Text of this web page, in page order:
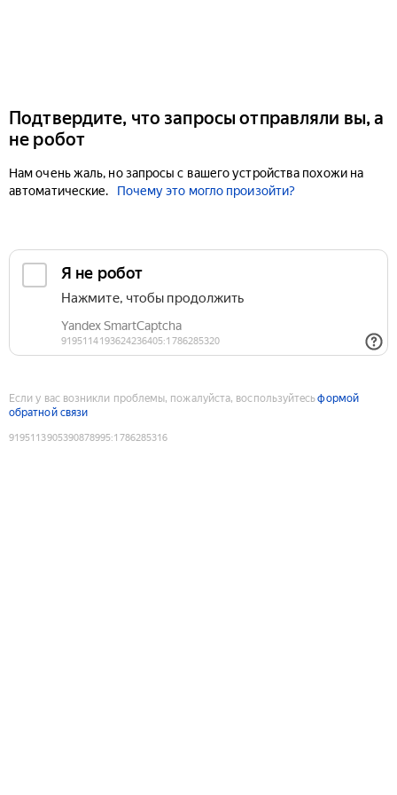
Подтвердите, что запросы отправляли вы, а
не робот
Нам очень жаль, но запросы с вашего устройства похожи на
автоматические.
Почему это могло произойти?
Если у вас возникли проблемы, пожалуйста, воспользуйтесьформой
обратной связи
9195113905390878995:1786285316